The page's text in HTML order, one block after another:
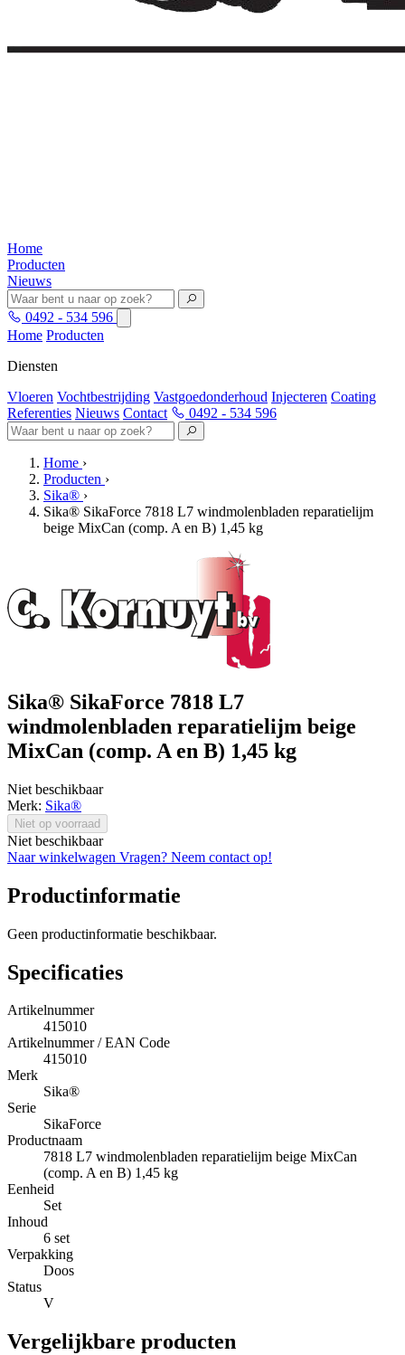
Home
Producten
Nieuws
0492 - 534 596
Home Producten
Diensten
Vloeren Vochtbestrijding Vastgoedonderhoud Injecteren Coating
Referenties Nieuws Contact 0492 - 534 596
Home ›
Producten ›
Sika® ›
Sika® SikaForce 7818 L7 windmolenbladen reparatielijm
beige MixCan (comp. A en B) 1,45 kg
Sika® SikaForce 7818 L7
windmolenbladen reparatielijm beige
MixCan (comp. A en B) 1,45 kg
Niet beschikbaar
Merk: Sika®
Niet op voorraad
Niet beschikbaar
Naar winkelwagen Vragen? Neem contact op!
Productinformatie
Geen productinformatie beschikbaar.
Specificaties
Artikelnummer
415010
Artikelnummer / EAN Code
415010
Merk
Sika®
Serie
SikaForce
Productnaam
7818 L7 windmolenbladen reparatielijm beige MixCan
(comp. A en B) 1,45 kg
Eenheid
Set
Inhoud
6 set
Verpakking
Doos
Status
V
Vergelijkbare producten